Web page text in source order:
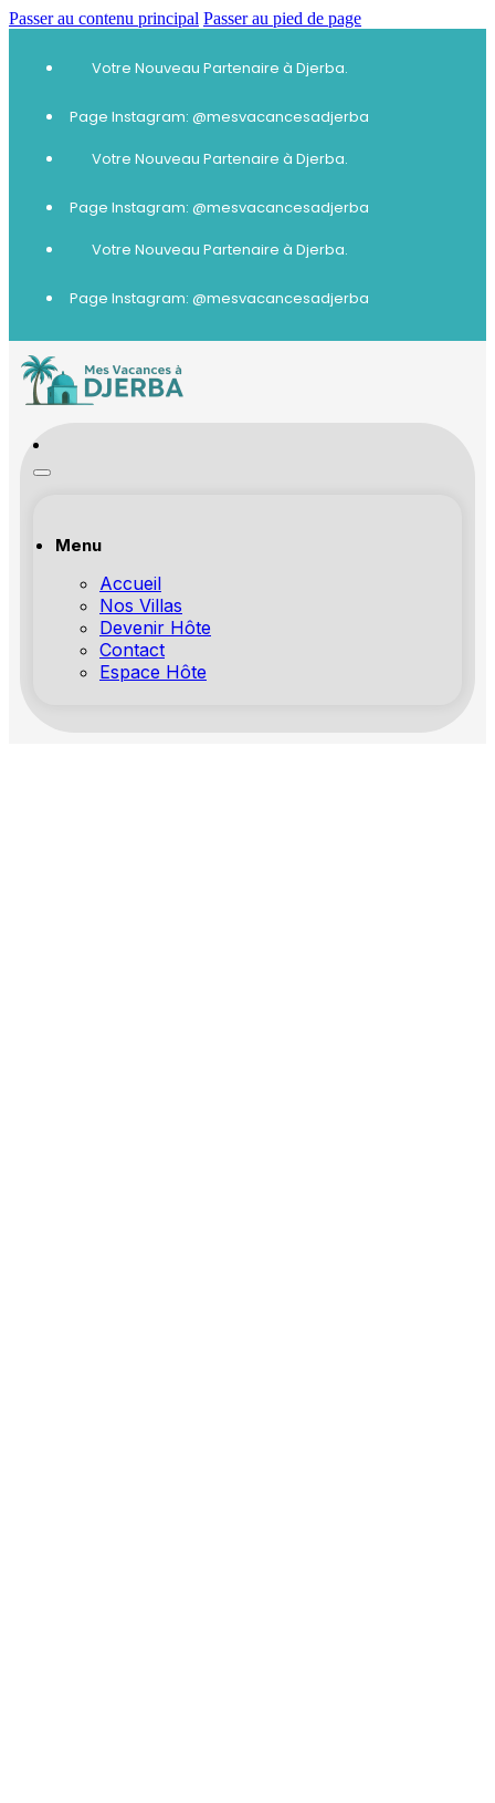
Passer au contenu principal Passer au pied de page
Votre Nouveau Partenaire à Djerba.
Page Instagram: @mesvacancesadjerba
Votre Nouveau Partenaire à Djerba.
Page Instagram: @mesvacancesadjerba
Votre Nouveau Partenaire à Djerba.
Page Instagram: @mesvacancesadjerba
Menu
Accueil
Nos Villas
Devenir Hôte
Contact
Espace Hôte